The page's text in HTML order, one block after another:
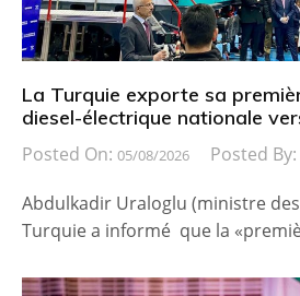
La Turquie exporte sa
diesel-électrique nationale
Posted On: 05/08/2026 Posted By:
Abdulkadir Uraloglu (ministre
Turquie a informé que la